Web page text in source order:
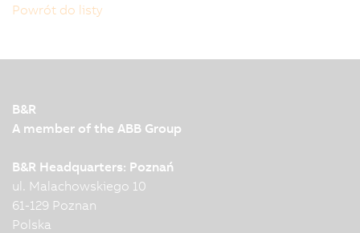
Powrót do listy
B&R
A member of the ABB Group
B&R Headquarters: Poznań
ul. Malachowskiego 10
61-129 Poznan
Polska